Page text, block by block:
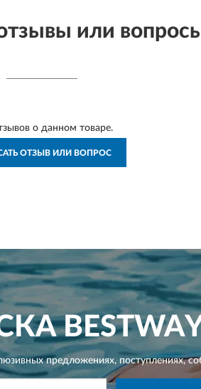
или
о данном товаре.
ОТЗЫВ ИЛИ ВОПРОС
предложениях,поступлениях,